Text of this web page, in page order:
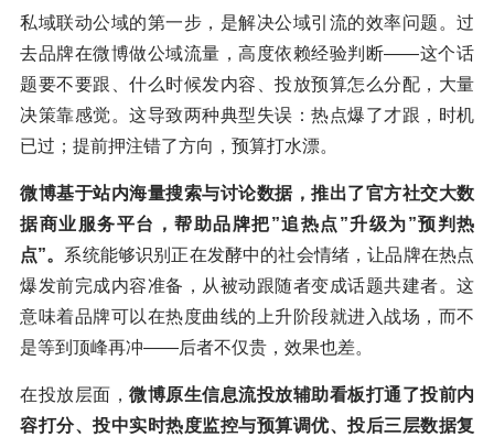
私域联动公域的第一步，是解决公域引流的效率问题。过
去品牌在微博做公域流量，高度依赖经验判断——这个话
题要不要跟、什么时候发内容、投放预算怎么分配，大量
决策靠感觉。这导致两种典型失误：热点爆了才跟，时机
已过；提前押注错了方向，预算打水漂。
微博基于站内海量搜索与讨论数据，推出了官方社交大数
据商业服务平台，帮助品牌把”追热点”升级为”预判热
点”。 系统能够识别正在发酵中的社会情绪，让品牌在热点
爆发前完成内容准备，从被动跟随者变成话题共建者。这
意味着品牌可以在热度曲线的上升阶段就进入战场，而不
是等到顶峰再冲——后者不仅贵，效果也差。
在投放层面， 微博原生信息流投放辅助看板打通了投前内
容打分、投中实时热度监控与预算调优、投后三层数据复